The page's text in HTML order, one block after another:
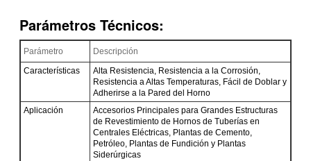
Parámetros Técnicos:
Parámetro
Descripción
Características
Alta Resistencia, Resistencia a la Corrosión,
Resistencia a Altas Temperaturas, Fácil de Doblar y
Adherirse a la Pared del Horno
Aplicación
Accesorios Principales para Grandes Estructuras
de Revestimiento de Hornos de Tuberías en
Centrales Eléctricas, Plantas de Cemento,
Petróleo, Plantas de Fundición y Plantas
Siderúrgicas